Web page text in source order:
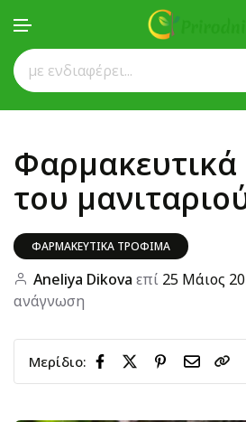
του
ΦΑΡΜΑΚΕΥΤΙΚΆ ΤΡΌΦΙΜΑ
Aneliya Dikova επί 25 Μάιος
ανάγνωση
Μερίδιο: